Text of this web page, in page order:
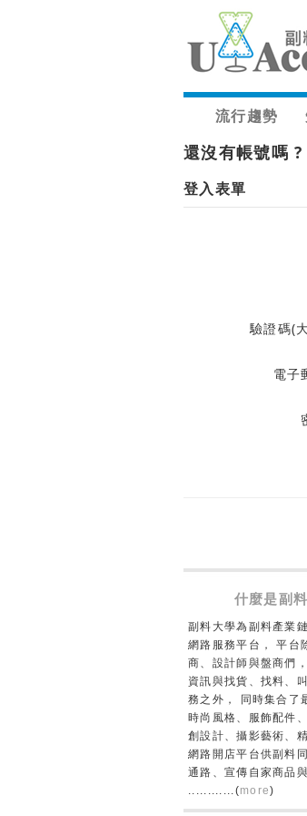
流行趨勢
還沒有帳號嗎
登入表單
驗證碼(
電子
什麼是副
副料大學為副料產業
網路服務平台， 平台
商、設計師與盤商們
資訊與找貨、找料、
務之外， 同時集合了
時尚風格、服飾配件
創設計、攝影藝術、
網路開店平台供副料
通路、宣傳自家商品
............(more)